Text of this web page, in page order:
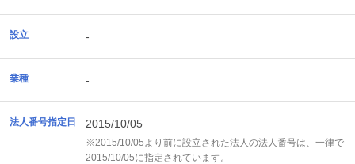
設立 -
業種 -
法人番号指定日 2015/10/05
※2015/10/05より前に設立された法人の法人番号は、一律で
2015/10/05に指定されています。